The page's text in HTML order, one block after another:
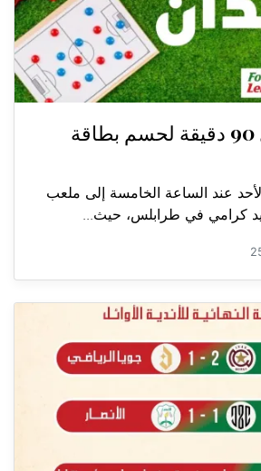
ديربي الشمال 90 دقيقة لحسم بطاقة
عند الساعة الخامسة إلى ملعب
كرامي في طرابلس، حيث...